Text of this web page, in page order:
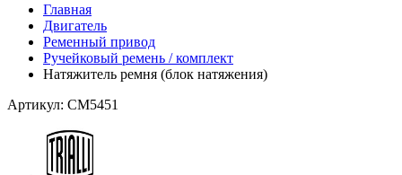
Главная
Двигатель
Ременный привод
Ручейковый ремень / комплект
Натяжитель ремня (блок натяжения)
Артикул: CM5451